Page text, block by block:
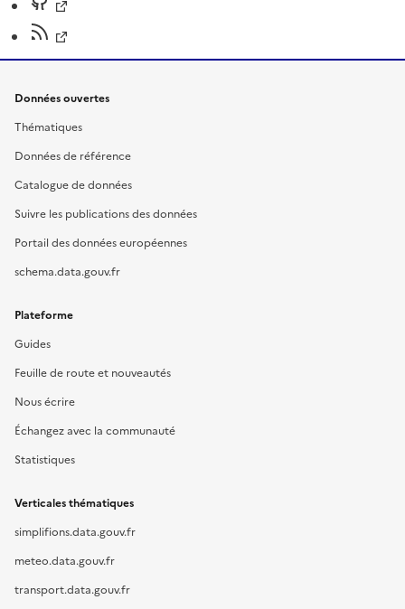
Données ouvertes
Thématiques
Données de référence
Catalogue de données
Suivre les publications des données
Portail des données européennes
schema.data.gouv.fr
Plateforme
Guides
Feuille de route et nouveautés
Nous écrire
Échangez avec la communauté
Statistiques
Verticales thématiques
simplifions.data.gouv.fr
meteo.data.gouv.fr
transport.data.gouv.fr